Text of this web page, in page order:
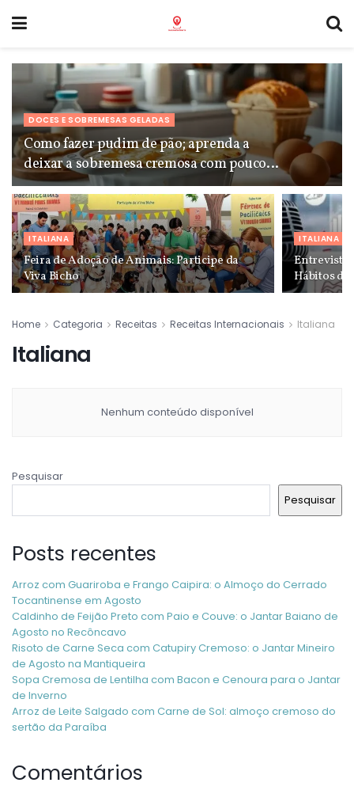
DOCES E SOBREMESAS GELADAS
Como fazer pudim de pão; aprenda a
deixar a sobremesa cremosa com poucos
passos
ITALIANA
Feira de Adoção de Animais: Participe da
Viva Bicho
ITALIANA
Entrevista
Hábitos de
Home Categoria Receitas Receitas Internacionais Italiana
Italiana
Nenhum conteúdo disponível
Pesquisar
Pesquisar
Posts recentes
Arroz com Guariroba e Frango Caipira: o Almoço do Cerrado
Tocantinense em Agosto
Caldinho de Feijão Preto com Paio e Couve: o Jantar Baiano de
Agosto no Recôncavo
Risoto de Carne Seca com Catupiry Cremoso: o Jantar Mineiro
de Agosto na Mantiqueira
Sopa Cremosa de Lentilha com Bacon e Cenoura para o Jantar
de Inverno
Arroz de Leite Salgado com Carne de Sol: almoço cremoso do
sertão da Paraíba
Comentários